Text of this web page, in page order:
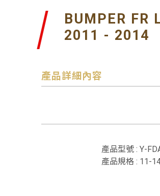
BUMPER FR
2011 - 2014
產品詳細內容
產品型號 : Y-
產品規格 : 11-